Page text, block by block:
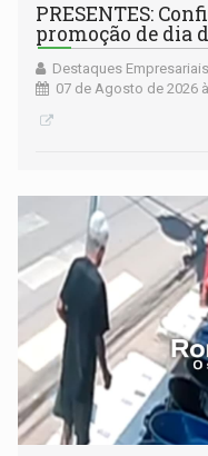
PRESENTES:
promoção de dia
Destaques Empresariais
07 de Agosto de 2026